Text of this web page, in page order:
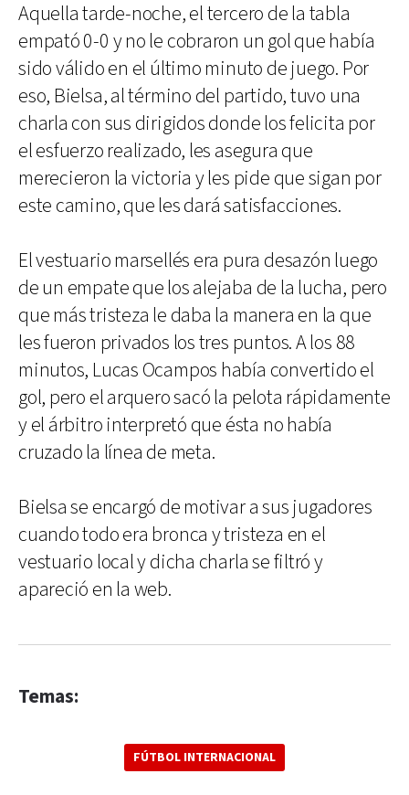
Aquella tarde-noche, el tercero de la tabla
empató 0-0 y no le cobraron un gol que había
sido válido en el último minuto de juego. Por
eso, Bielsa, al término del partido, tuvo una
charla con sus dirigidos donde los felicita por
el esfuerzo realizado, les asegura que
merecieron la victoria y les pide que sigan por
este camino, que les dará satisfacciones.
El vestuario marsellés era pura desazón luego
de un empate que los alejaba de la lucha, pero
que más tristeza le daba la manera en la que
les fueron privados los tres puntos. A los 88
minutos, Lucas Ocampos había convertido el
gol, pero el arquero sacó la pelota rápidamente
y el árbitro interpretó que ésta no había
cruzado la línea de meta.
Bielsa se encargó de motivar a sus jugadores
cuando todo era bronca y tristeza en el
vestuario local y dicha charla se filtró y
apareció en la web.
Temas:
FÚTBOL INTERNACIONAL